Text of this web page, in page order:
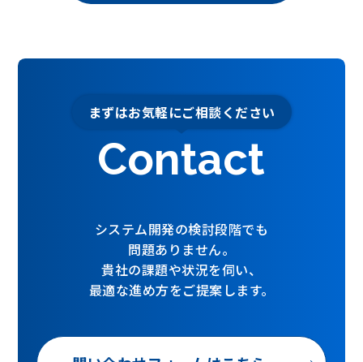
まずはお気軽にご相談ください
Contact
システム開発の検討段階でも
問題ありません。
貴社の課題や状況を伺い、
最適な進め方をご提案します。